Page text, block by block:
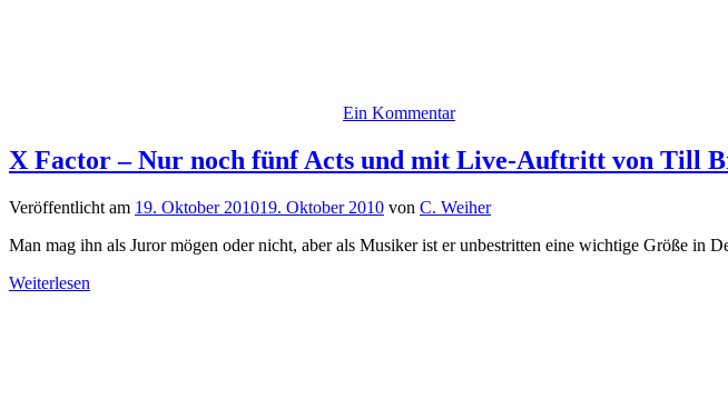
Ein Kommentar
X Factor – Nur noch fünf Acts und mit Live-Auftritt von Till
Veröffentlicht am 19. Oktober 201019. Oktober 2010 von C. Weiher
Man mag ihn als Juror mögen oder nicht, aber als Musiker ist er unbestritten eine wichtige Größe in
Weiterlesen